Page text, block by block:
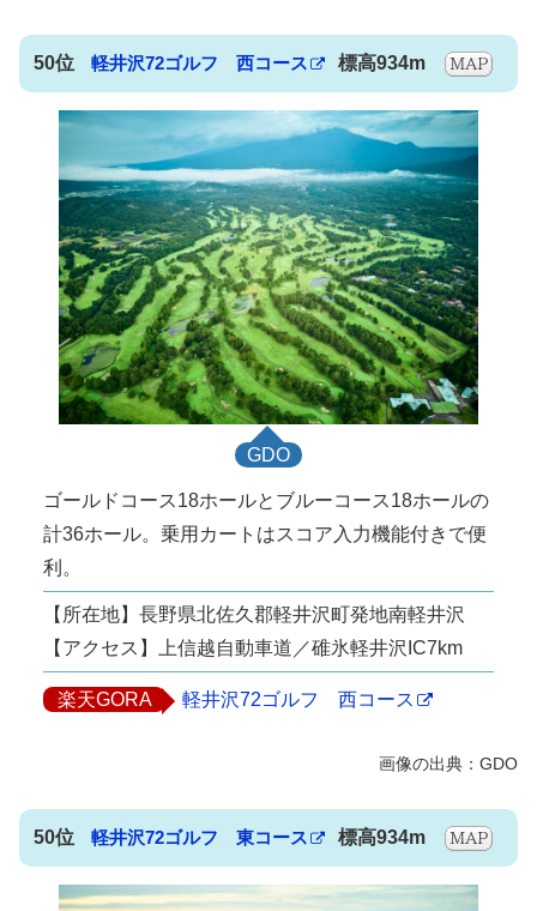
50位 軽井沢72ゴルフ 西コース 標高934m
GDO
ゴールドコース18ホールとブルーコース18ホールの
計36ホール。乗用カートはスコア入力機能付きで便
利。
【所在地】長野県北佐久郡軽井沢町発地南軽井沢
【アクセス】上信越自動車道／碓氷軽井沢IC7km
楽天GORA 軽井沢72ゴルフ 西コース
50位 軽井沢72ゴルフ 東コース 標高934m